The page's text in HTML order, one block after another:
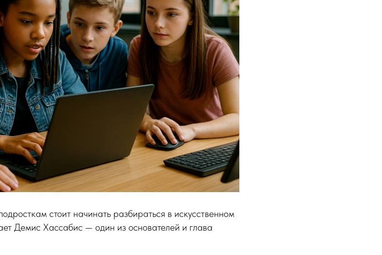
стоит начинать разбираться в искусственном
Демис Хассабис — один из основателей и глава